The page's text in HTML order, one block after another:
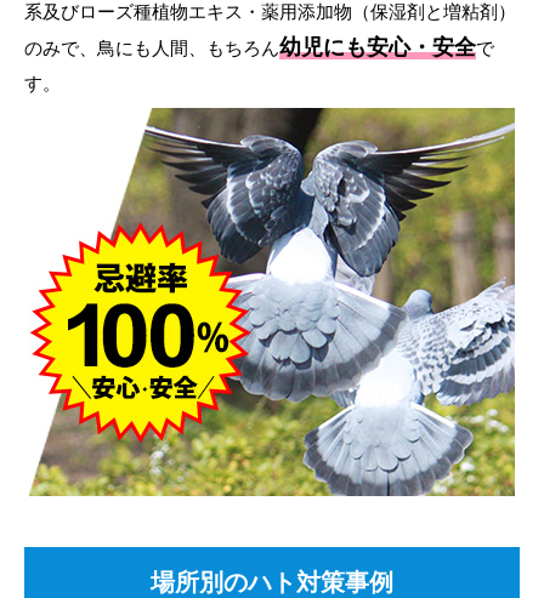
系及びローズ種植物エキス・薬用添加物（保湿剤と増粘剤）
のみで、鳥にも人間、もちろん幼児にも安心・安全で
す。
場所別のハト対策事例